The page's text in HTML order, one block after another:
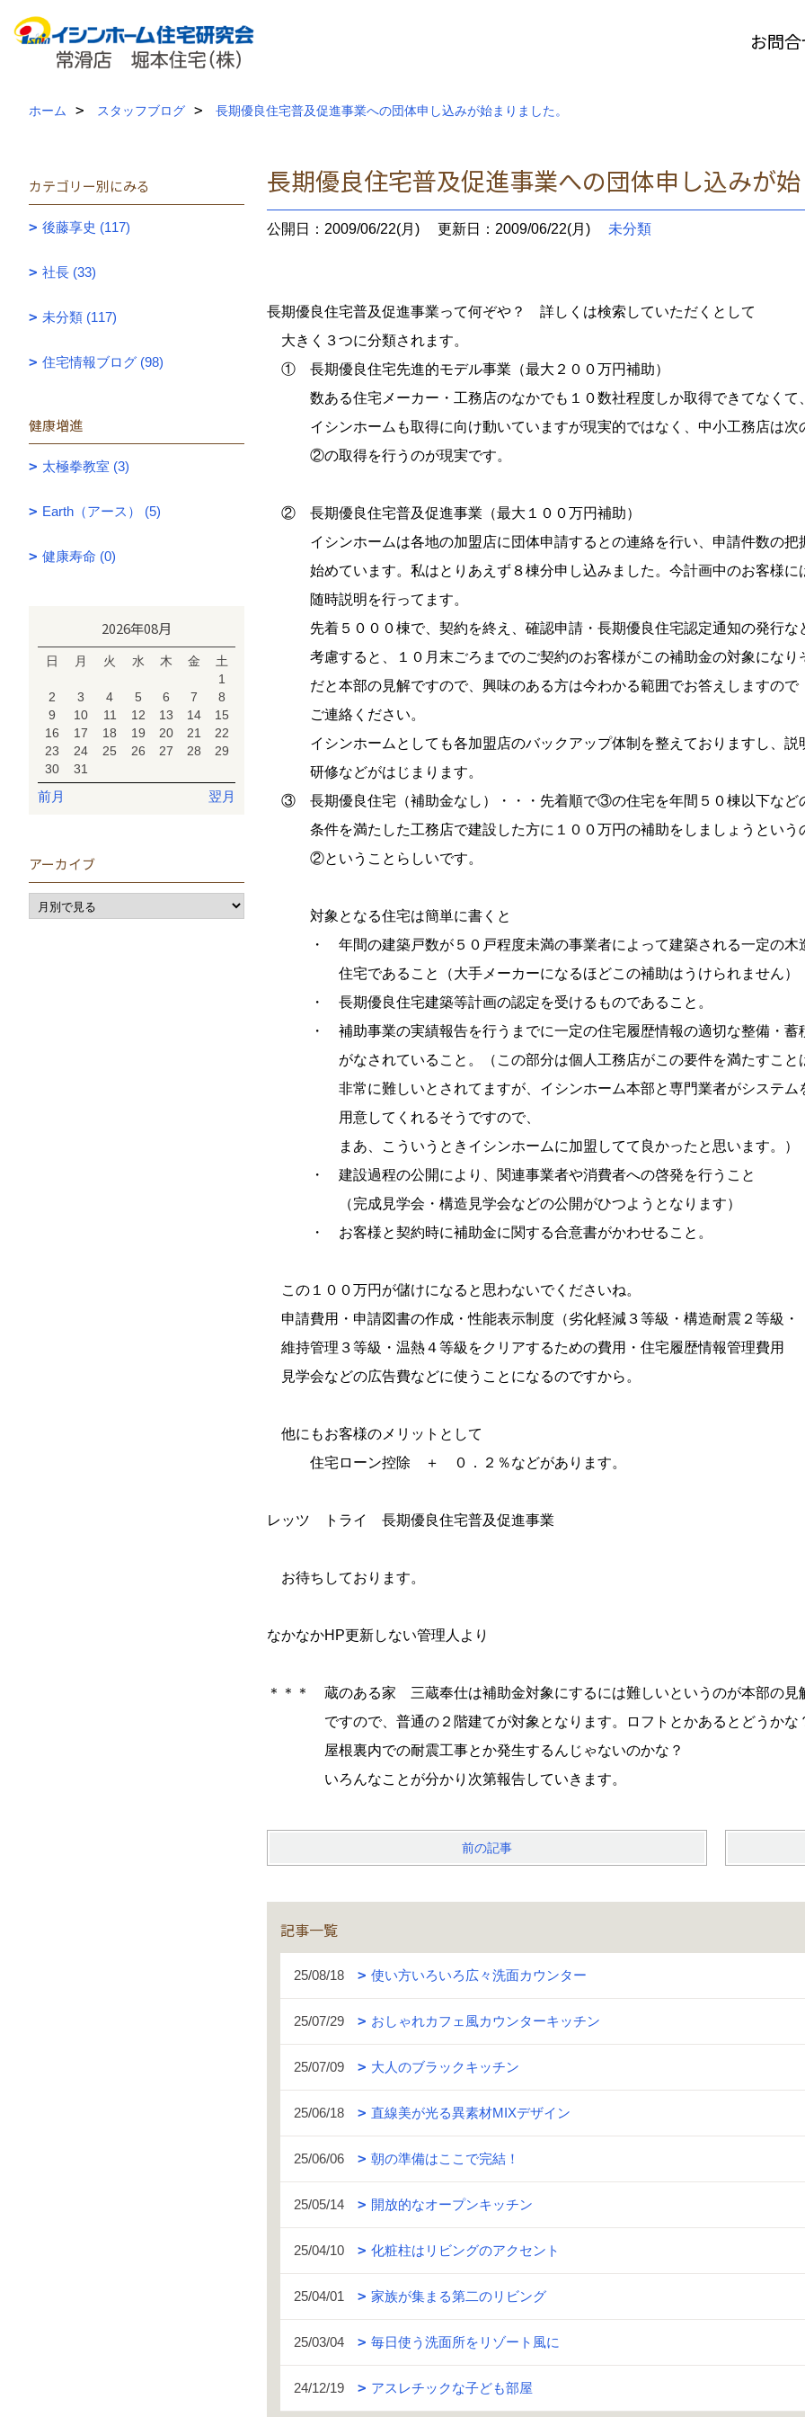
お問
ホーム スタッフブログ 長期優良住宅普及促進事業への団体申し込みが始まりました。
長期優良住宅普及促進事業への団体申し込みが
公開日：2009/06/22(月) 更新日：2009/06/22(月) 未分類
長期優良住宅普及促進事業って何ぞや？ 詳しくは検索していただくとして
大きく３つに分類されます。
① 長期優良住宅先進的モデル事業（最大２００万円補助）
数ある住宅メーカー・工務店のなかでも１０数社程度しか取得できてなくて、
イシンホームも取得に向け動いていますが現実的ではなく、中小工務店は次
②の取得を行うのが現実です。
② 長期優良住宅普及促進事業（最大１００万円補助）
イシンホームは各地の加盟店に団体申請するとの連絡を行い、申請件数の把
始めています。私はとりあえず８棟分申し込みました。今計画中のお客様に
随時説明を行ってます。
先着５０００棟で、契約を終え、確認申請・長期優良住宅認定通知の発行な
考慮すると、１０月末ごろまでのご契約のお客様がこの補助金の対象になり
だと本部の見解ですので、興味のある方は今わかる範囲でお答えしますので
ご連絡ください。
イシンホームとしても各加盟店のバックアップ体制を整えておりますし、説
研修などがはじまります。
③ 長期優良住宅（補助金なし）・・・先着順で③の住宅を年間５０棟以下など
条件を満たした工務店で建設した方に１００万円の補助をしましょうという
②ということらしいです。
対象となる住宅は簡単に書くと
・ 年間の建築戸数が５０戸程度未満の事業者によって建築される一定の木
住宅であること（大手メーカーになるほどこの補助はうけられません）
・ 長期優良住宅建築等計画の認定を受けるものであること。
・ 補助事業の実績報告を行うまでに一定の住宅履歴情報の適切な整備・蓄
がなされていること。（この部分は個人工務店がこの要件を満たすこと
非常に難しいとされてますが、イシンホーム本部と専門業者がシステム
用意してくれるそうですので、
まあ、こういうときイシンホームに加盟してて良かったと思います。）
・ 建設過程の公開により、関連事業者や消費者への啓発を行うこと
（完成見学会・構造見学会などの公開がひつようとなります）
・ お客様と契約時に補助金に関する合意書がかわせること。
この１００万円が儲けになると思わないでくださいね。
申請費用・申請図書の作成・性能表示制度（劣化軽減３等級・構造耐震２等級・
維持管理３等級・温熱４等級をクリアするための費用・住宅履歴情報管理費用
見学会などの広告費などに使うことになるのですから。
他にもお客様のメリットとして
住宅ローン控除 ＋ ０．２％などがあります。
レッツ トライ 長期優良住宅普及促進事業
お待ちしております。
なかなかHP更新しない管理人より
＊＊＊ 蔵のある家 三蔵奉仕は補助金対象にするには難しいというのが本部の見
ですので、普通の２階建てが対象となります。ロフトとかあるとどうかな
屋根裏内での耐震工事とか発生するんじゃないのかな？
いろんなことが分かり次第報告していきます。
前の記事
記事一覧
25/08/18 使い方いろいろ広々洗面カウンター
25/07/29 おしゃれカフェ風カウンターキッチン
25/07/09 大人のブラックキッチン
25/06/18 直線美が光る異素材MIXデザイン
25/06/06 朝の準備はここで完結！
25/05/14 開放的なオープンキッチン
25/04/10 化粧柱はリビングのアクセント
25/04/01 家族が集まる第二のリビング
25/03/04 毎日使う洗面所をリゾート風に
24/12/19 アスレチックな子ども部屋
カテゴリー別にみる
後藤享史 (117)
社長 (33)
未分類 (117)
住宅情報ブログ (98)
健康増進
太極拳教室 (3)
Earth（アース） (5)
健康寿命 (0)
2026年08月
日 月 火 水 木 金
土
1
2
3 4 5 6 7
8
9
10 11 12 13 14
15
16
17 18 19 20 21
22
23
24 25 26 27 28
29
30
31
前月 翌月
アーカイブ